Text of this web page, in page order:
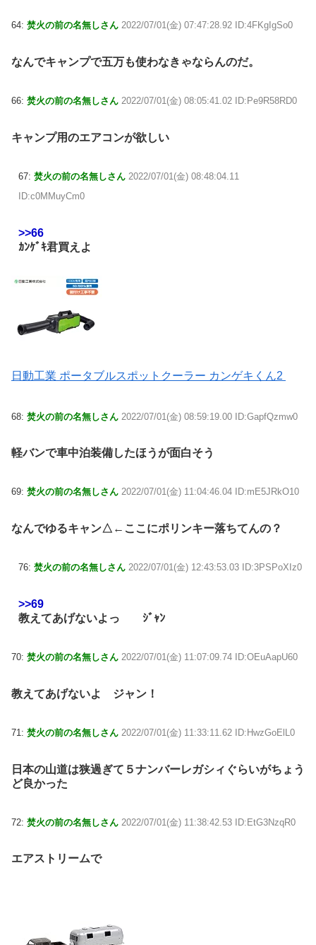
64: 焚火の前の名無しさん 2022/07/01(金) 07:47:28.92 ID:4FKgIgSo0
なんでキャンプで五万も使わなきゃならんのだ。
66: 焚火の前の名無しさん 2022/07/01(金) 08:05:41.02 ID:Pe9R58RD0
キャンプ用のエアコンが欲しい
67: 焚火の前の名無しさん 2022/07/01(金) 08:48:04.11
ID:c0MMuyCm0
>>66
ｶﾝｹﾞｷ君買えよ
日動工業 ポータブルスポットクーラー カンゲキくん2
68: 焚火の前の名無しさん 2022/07/01(金) 08:59:19.00 ID:GapfQzmw0
軽バンで車中泊装備したほうが面白そう
69: 焚火の前の名無しさん 2022/07/01(金) 11:04:46.04 ID:mE5JRkO10
なんでゆるキャン△←ここにポリンキー落ちてんの？
76: 焚火の前の名無しさん 2022/07/01(金) 12:43:53.03 ID:3PSPoXIz0
>>69
教えてあげないよっ ｼﾞｬﾝ
70: 焚火の前の名無しさん 2022/07/01(金) 11:07:09.74 ID:OEuAapU60
教えてあげないよ ジャン！
71: 焚火の前の名無しさん 2022/07/01(金) 11:33:11.62 ID:HwzGoElL0
日本の山道は狭過ぎて５ナンバーレガシィぐらいがちょう
ど良かった
72: 焚火の前の名無しさん 2022/07/01(金) 11:38:42.53 ID:EtG3NzqR0
エアストリームで